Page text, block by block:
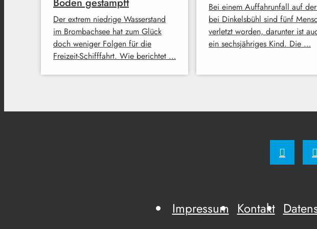
Der extrem niedrige Wasserstand
im Brombachsee hat zum Glück
doch weniger Folgen für die
Freizeit-Schifffahrt. Wie berichtet …
Bei einem Auffahrunfall auf
bei Dinkelsbühl sind fünf
verletzt worden, darunter ist
ein sechsjähriges Kind. Die …
Impressum Kontakt